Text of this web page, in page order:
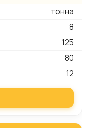
тонна
8
125
80
12